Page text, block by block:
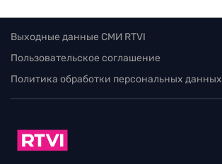
Выходные данные СМИ RTVI
Пользовательское соглашение
Политика обработки персональных данных